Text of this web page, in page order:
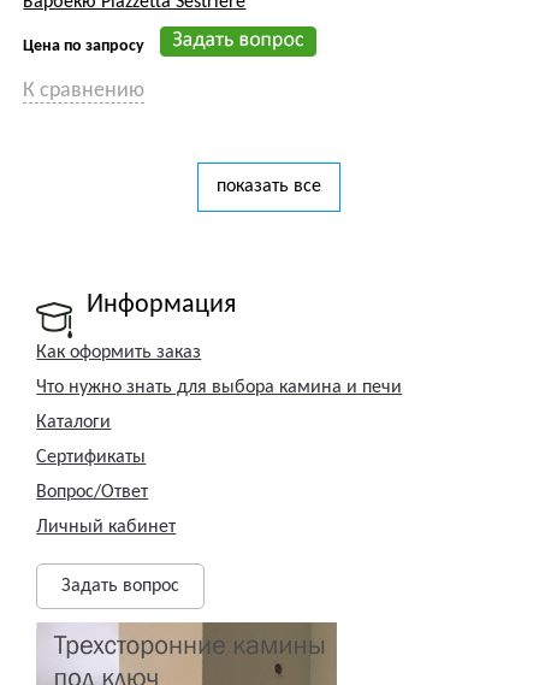
Цена по запросу
К сравнению
показать все
Информация
Как оформить заказ
Что нужно знать для выбора камина и печи
Каталоги
Сертификаты
Вопрос/Ответ
Личный кабинет
Задать вопрос